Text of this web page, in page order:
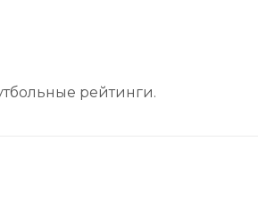
рейтинги.